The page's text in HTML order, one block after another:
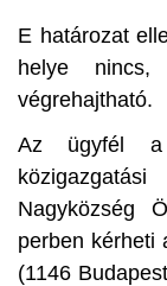
E határozat
helye
végrehajtható.
Az ügyfél a
Nagyközség
perben kérheti
(1146